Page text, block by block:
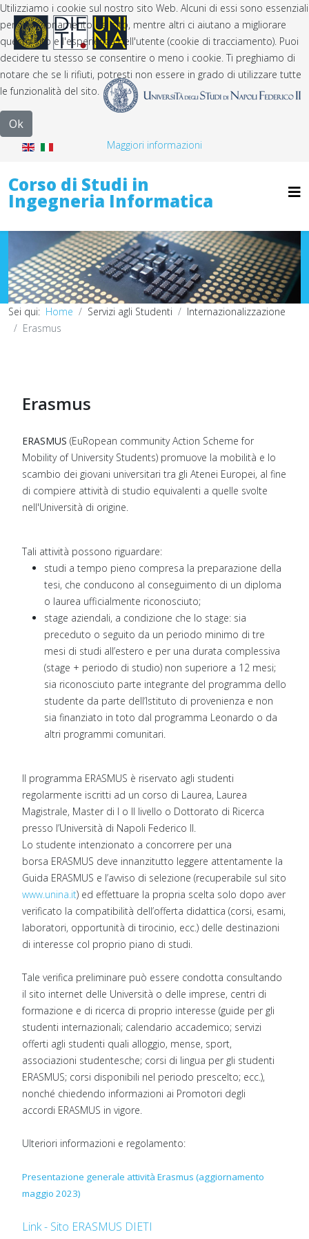
Corso di Studi in
Ingegneria Informatica
Sei qui: Home Servizi agli Studenti
Internazionalizzazione
Erasmus
Erasmus
ERASMUS (EuRopean community Action Scheme for
Mobility of University Students) promuove la mobilità e lo
scambio dei giovani universitari tra gli Atenei Europei, al fine
di compiere attività di studio equivalenti a quelle svolte
nell'Università di origine.
Tali attività possono riguardare:
studi a tempo pieno compresa la preparazione della
tesi, che conducono al conseguimento di un diploma
o laurea ufficialmente riconosciuto;
stage aziendali, a condizione che lo stage: sia
preceduto o seguito da un periodo minimo di tre
mesi di studi all’estero e per una durata complessiva
(stage + periodo di studio) non superiore a 12 mesi;
sia riconosciuto parte integrante del programma dello
studente da parte dell’Istituto di provenienza e non
sia finanziato in toto dal programma Leonardo o da
altri programmi comunitari.
Il programma ERASMUS è riservato agli studenti
regolarmente iscritti ad un corso di Laurea, Laurea
Magistrale, Master di I o II livello o Dottorato di Ricerca
presso l’Università di Napoli Federico II.
Lo studente intenzionato a concorrere per una
borsa ERASMUS deve innanzitutto leggere attentamente la
Guida ERASMUS e l’avviso di selezione (recuperabile sul sito
www.unina.it) ed effettuare la propria scelta solo dopo aver
verificato la compatibilità dell’offerta didattica (corsi, esami,
laboratori, opportunità di tirocinio, ecc.) delle destinazioni
di interesse col proprio piano di studi.
Tale verifica preliminare può essere condotta consultando
il sito internet delle Università o delle imprese, centri di
formazione e di ricerca di proprio interesse (guide per gli
studenti internazionali; calendario accademico; servizi
offerti agli studenti quali alloggio, mense, sport,
associazioni studentesche; corsi di lingua per gli studenti
ERASMUS; corsi disponibili nel periodo prescelto; ecc.),
nonché chiedendo informazioni ai Promotori degli
accordi ERASMUS in vigore.
Ulteriori informazioni e regolamento:
Presentazione generale attività Erasmus (aggiornamento
maggio 2023)
Link - Sito ERASMUS DIETI
Utilizziamo i cookie sul nostro sito Web. Alcuni di essi sono essenziali
per il funzionamento del sito, mentre altri ci aiutano a migliorare
questo sito e l'esperienza dell'utente (cookie di tracciamento). Puoi
decidere tu stesso se consentire o meno i cookie. Ti preghiamo di
notare che se li rifiuti, potresti non essere in grado di utilizzare tutte
le funzionalità del sito.
Ok
Maggiori informazioni